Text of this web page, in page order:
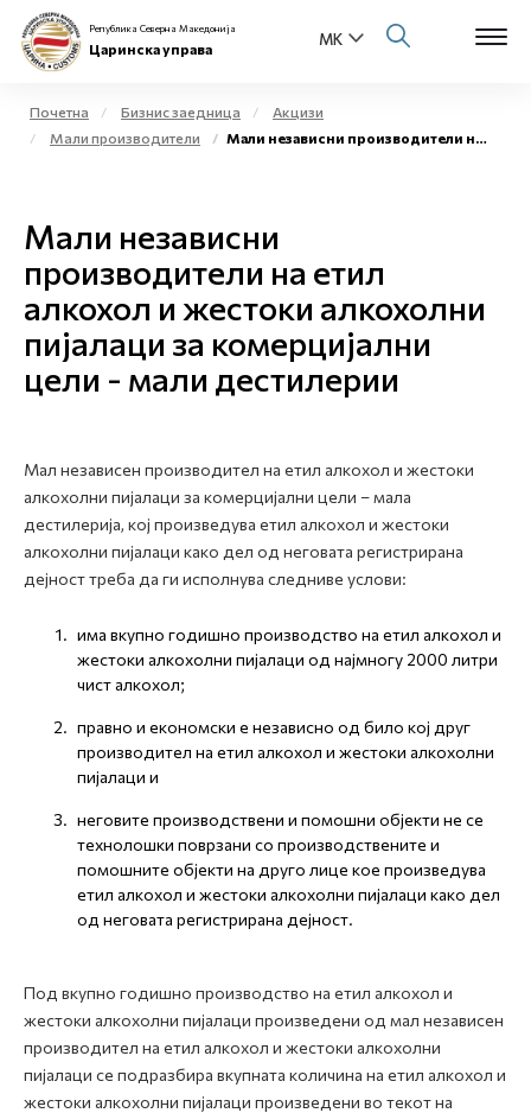
Физички лица
Бизнис заедница
Е-Царина
Контакт
Е-Весник
Република Северна Македонија
Царинска управа
Почетна Бизнис заедница
Акцизи
Мали производители
Мали независни производители на етил алкохол и жестоки алкохолни пијалаци за комерцијални цели - мали дестилерии
Мали независни
производители на етил
алкохол и жестоки алкохолни
пијалаци за комерцијални
цели - мали дестилерии
Мал независен производител на етил алкохол и жестоки
алкохолни пијалаци за комерцијални цели – мала
дестилерија, кој произведува етил алкохол и жестоки
алкохолни пијалаци како дел од неговата регистрирана
дејност треба да ги исполнува следниве услови:
има вкупно годишно производство на етил алкохол и
жестоки алкохолни пијалаци од најмногу 2000 литри
чист алкохол;
правно и економски е независно од било кој друг
производител на етил алкохол и жестоки алкохолни
пијалаци и
неговите производствени и помошни објекти не се
технолошки поврзани со производствените и
помошните објекти на друго лице кое произведува
етил алкохол и жестоки алкохолни пијалаци како дел
од неговата регистрирана дејност.
Под вкупно годишно производство на етил алкохол и
жестоки алкохолни пијалаци произведени од мал независен
производител на етил алкохол и жестоки алкохолни
пијалаци се подразбира вкупната количина на етил алкохол и
жестоки алкохолни пијалаци произведени во текот на